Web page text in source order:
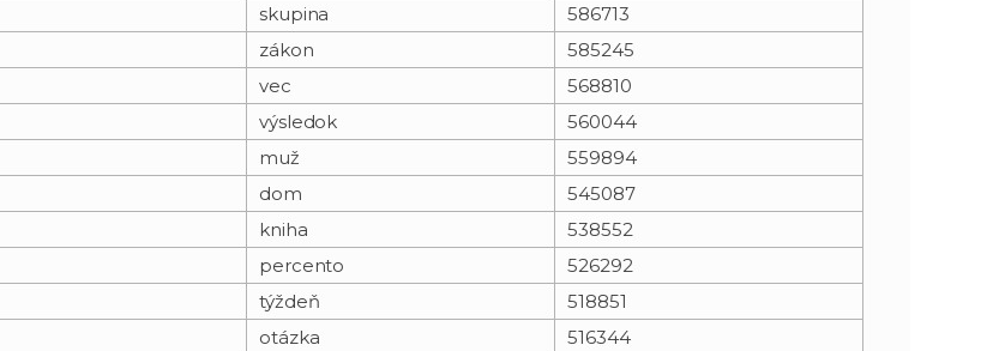
skupina
586713
zákon
585245
vec
568810
výsledok
560044
muž
559894
dom
545087
kniha
538552
percento
526292
týždeň
518851
otázka
516344